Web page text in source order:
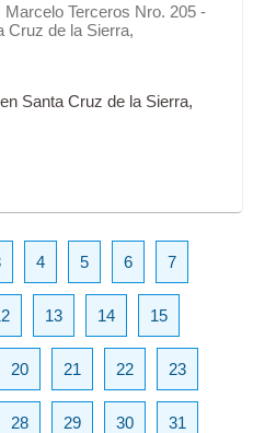
Terceros Nro. 205 -
Cruz de la Sierra,
Santa Cruz de la Sierra,
4 5 6 7
13 14 15
20 21 22 23
28 29 30 31